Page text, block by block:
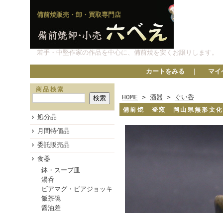
備前焼販売・卸・買取専門店
若手・中堅作家の作品を中心に、備前焼を安くお譲りします。
カートをみる ｜ マイ
商品検索
処分品
月間特価品
委託販売品
食器
鉢・スープ皿
湯呑
ビアマグ・ビアジョッキ
飯茶碗
醤油差
HOME > 酒器 > ぐい呑
備前焼 登窯 岡山県無形文